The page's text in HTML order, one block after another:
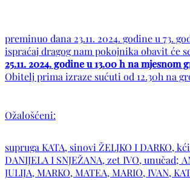
preminuo dana 23.11. 2024. godine u 73.
ispraćaj dragog nam pokojnika obavit će
25.11. 2024. godine u 13.00 h na mjesnom
Obitelj prima izraze sućuti od 12.30h na
Ožalošćeni:
supruga KATA, sinovi ŽELJKO I DARKO,
DANIJELA I SNJEŽANA, zet IVO, unučad;
JULIJA, MARKO, MATEA, MARIO, IVAN,